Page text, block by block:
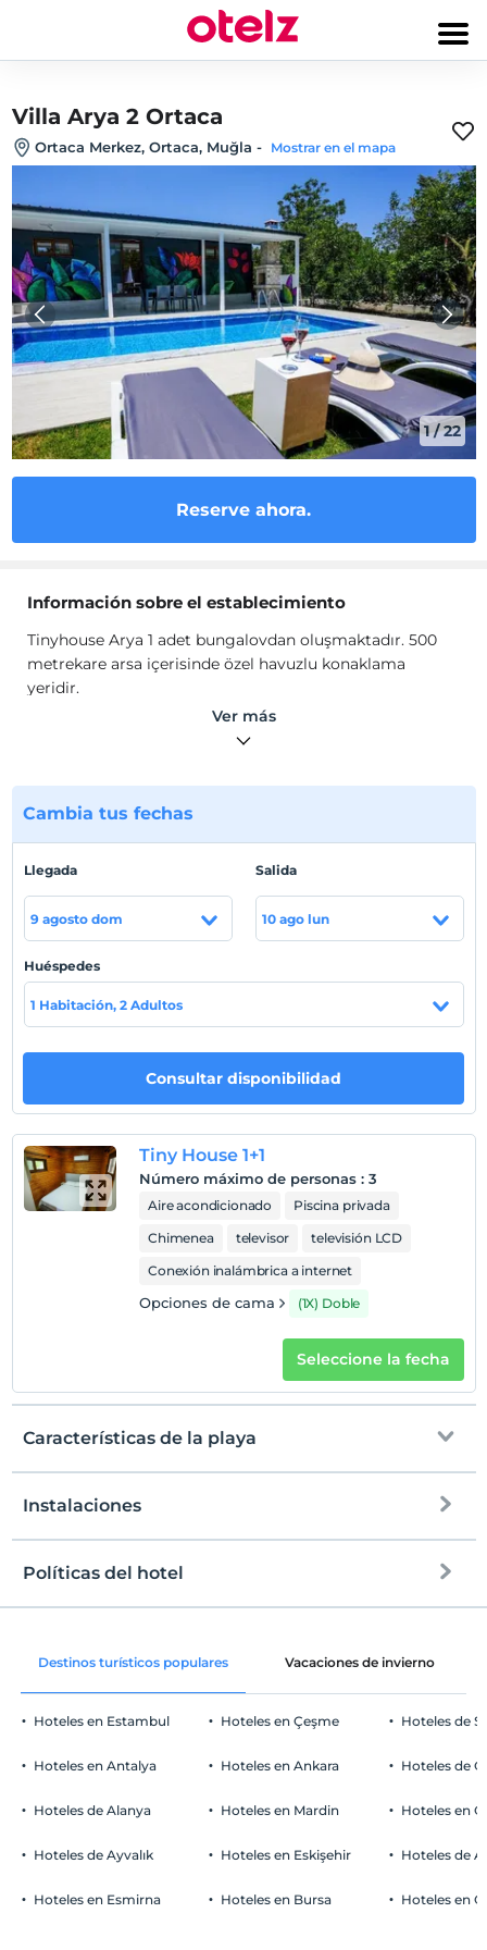
Villa Arya 2 Ortaca
Ortaca Merkez, Ortaca, Muğla - Mostrar en el mapa
1/22
Reserve ahora.
Información sobre el establecimiento
Tinyhouse Arya 1 adet bungalovdan oluşmaktadır. 500
metrekare arsa içerisinde özel havuzlu konaklama
yeridir.
Tinyhouse Arya içerisinde TV, Wi-Fi, klima, havlu takımı,
saç kurutma makinesi, çamaşır makinesi, buzdolabı,
Playa
Mostrar en el
Políticas del hotel
Entrada
Después de 15:00
Salida
Antes de las 12:00
Mascotas no permitidas
Áreas para fumar
habitaciones para no fumadores
Los bebés menores de 2 no pagan
1 niño(s) hasta la edad de 12 por habitación no se cobra
Ver más
Cambia tus fechas
Llegada
9 agosto dom
Salida
10 ago lun
Huéspedes
1 Habitación, 2 Adultos
Consultar disponibilidad
Tiny House 1+1
Número máximo de personas : 3
Aire acondicionado
Piscina privada
Chimenea
televisor
televisión LCD
Conexión inalámbrica a internet
Opciones de cama (1X) Doble
Seleccione la fecha
Características de la playa
a la playa
Instalaciones
Zonas comunes y todas las habitaciones
Aparcamiento de coches
Libre Estacionamiento privado
Políticas del hotel
Entrada
Salida
Antes de las 12:00
Mascotas
Áreas para fumar
Los bebés menores de 2 no pagan
Destinos turísticos populares Vacaciones de invierno
Hoteles en Estambul
Hoteles en Antalya
Hoteles de Alanya
Hoteles de Ayvalık
Hoteles en Esmirna
Hoteles en Çeşme
Hoteles en Ankara
Hoteles en Mardin
Hoteles en Eskişehir
Hoteles en Bursa
Hoteles de
Hoteles de
Hoteles en
Hoteles de
Hoteles en